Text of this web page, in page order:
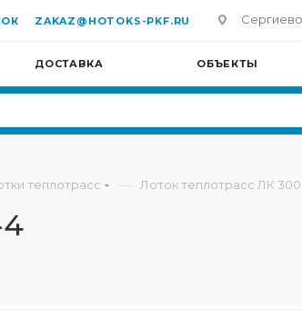
ZAKAZ@HOTOKS-PKF.RU
ДОСТАВКА ОБЪЕКТЫ
теплотрасс — Лоток теплотрасс ЛК